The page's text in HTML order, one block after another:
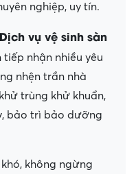
nghiệp, uy tín.
Dịch vụ vệ sinh sàn
tiếp nhận nhiều yêu
nhện trần nhà
trùng khử khuẩn,
bảo trì bảo dưỡng
không ngừng